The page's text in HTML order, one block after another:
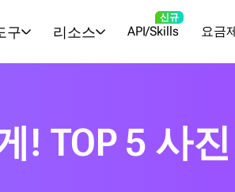
구 리소스 API/Skills
신규
요금
! TOP 5 사